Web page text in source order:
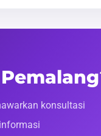
konsultasi